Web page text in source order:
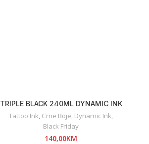
TRIPLE BLACK 240ML DYNAMIC INK
Tattoo Ink Crne Boje Dynamic Ink
Black Friday
140,00KM